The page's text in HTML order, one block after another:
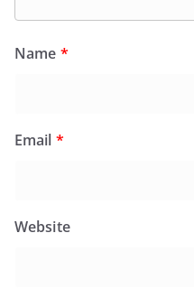
Name *
Email *
Website